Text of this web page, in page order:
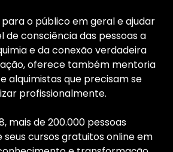
o público em geral e ajudar
de consciência das pessoas a
e da conexão verdadeira
oferece também mentoria
alquimistas que precisam se
profissionalmente.
mais de 200.000 pessoas
cursos gratuitos online em